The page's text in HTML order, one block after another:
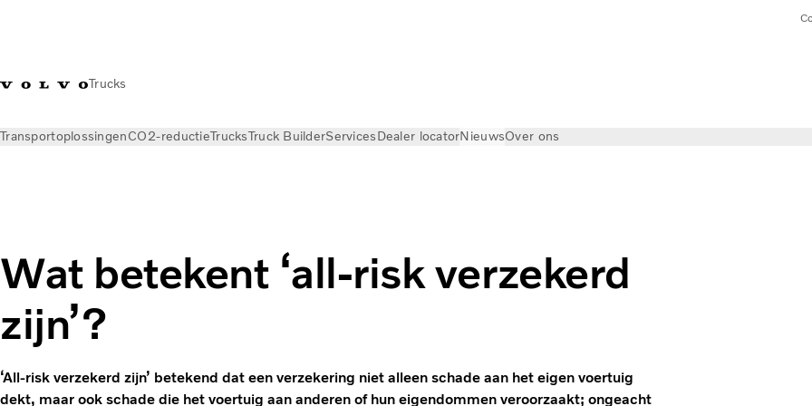
Trucks
TransportoplossingenCO2-reductieTrucksTruck BuilderServicesDealer locatorNieuwsOver ons
Wat betekent ‘all-risk verzekerd
zijn’?
‘All-risk verzekerd zijn’ betekend dat een verzekering niet alleen schade aan het eigen voertuig
dekt, maar ook schade die het voertuig aan anderen of hun eigendommen veroorzaakt; ongeacht